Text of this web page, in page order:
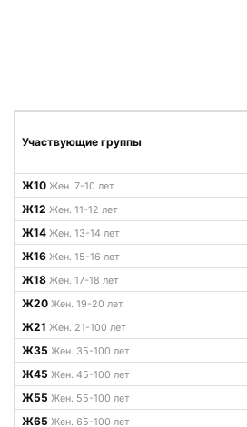
Участвующие группы
Ж10 Жен. 7-10 лет
Ж12 Жен. 11-12 лет
Ж14 Жен. 13-14 лет
Ж16 Жен. 15-16 лет
Ж18 Жен. 17-18 лет
Ж20 Жен. 19-20 лет
Ж21 Жен. 21-100 лет
Ж35 Жен. 35-100 лет
Ж45 Жен. 45-100 лет
Ж55 Жен. 55-100 лет
Ж65 Жен. 65-100 лет